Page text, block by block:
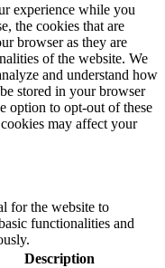
experience while you
the cookies that are
browser as they are
of the website. We
and understand how
stored in your browser
option to opt-out of these
may affect your
for the website to
functionalities and
Description